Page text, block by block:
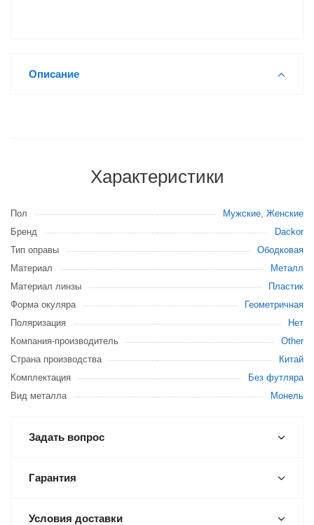
Описание
Характеристики
Пол Мужские, Женские
Бренд
Dackor
Тип оправы
Ободковая
Материал
Металл
Материал линзы
Пластик
Форма окуляра
Геометричная
Поляризация
Нет
Компания-производитель
Other
Страна производства
Китай
Комплектация
Без футляра
Вид металла
Монель
Задать вопрос
Гарантия
Условия доставки